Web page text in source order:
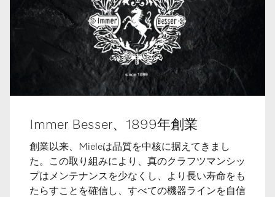
Immer Besser、1899年創業
創業以来、Mieleは品質を中核に据えてきまし
た。この取り組みにより、真のクラフツマンシッ
プはメンテナンスを少なくし、より長い寿命をも
たらすことを確信し、すべての機器ラインを自信